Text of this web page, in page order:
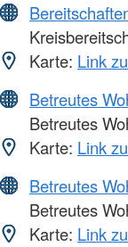
Karte: Link
Betreutes
Betreutes
Karte: Link
Betreutes
Betreutes
Karte: Link